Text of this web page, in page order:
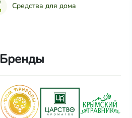
Средства для дома
Бренды